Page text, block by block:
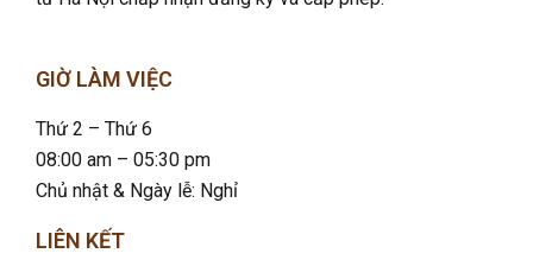
GIỜ LÀM VIỆC
Thứ 2 – Thứ 6
08:00 am – 05:30 pm
Chủ nhật & Ngày lễ: Nghỉ
LIÊN KẾT